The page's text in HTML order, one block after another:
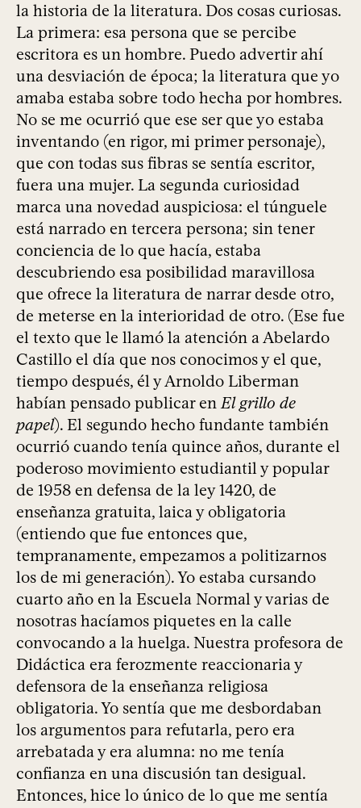
la historia de la literatura. Dos cosas curiosas.
La primera: esa persona que se percibe
escritora es un hombre. Puedo advertir ahí
una desviación de época; la literatura que yo
amaba estaba sobre todo hecha por hombres.
No se me ocurrió que ese ser que yo estaba
inventando (en rigor, mi primer personaje),
que con todas sus fibras se sentía escritor,
fuera una mujer. La segunda curiosidad
marca una novedad auspiciosa: el túnguele
está narrado en tercera persona; sin tener
conciencia de lo que hacía, estaba
descubriendo esa posibilidad maravillosa
que ofrece la literatura de narrar desde otro,
de meterse en la interioridad de otro. (Ese fue
el texto que le llamó la atención a Abelardo
Castillo el día que nos conocimos y el que,
tiempo después, él y Arnoldo Liberman
habían pensado publicar en El grillo de
papel). El segundo hecho fundante también
ocurrió cuando tenía quince años, durante el
poderoso movimiento estudiantil y popular
de 1958 en defensa de la ley 1420, de
enseñanza gratuita, laica y obligatoria
(entiendo que fue entonces que,
tempranamente, empezamos a politizarnos
los de mi generación). Yo estaba cursando
cuarto año en la Escuela Normal y varias de
nosotras hacíamos piquetes en la calle
convocando a la huelga. Nuestra profesora de
Didáctica era ferozmente reaccionaria y
defensora de la enseñanza religiosa
obligatoria. Yo sentía que me desbordaban
los argumentos para refutarla, pero era
arrebatada y era alumna: no me tenía
confianza en una discusión tan desigual.
Entonces, hice lo único de lo que me sentía